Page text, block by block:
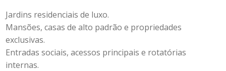
Jardins residenciais de luxo.
Mansões, casas de alto padrão e propriedades
exclusivas.
Entradas sociais, acessos principais e rotatórias
internas.